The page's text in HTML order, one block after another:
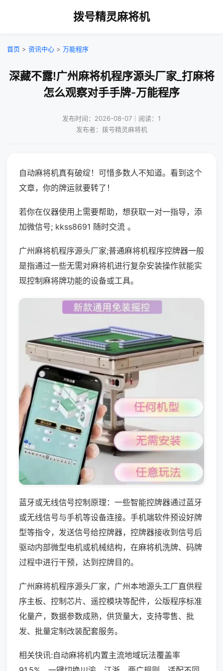
拨号精灵麻将机
首页 > 资讯中心 > 万能程序
深藏不露!广州麻将机程序源头厂家_打麻将
怎么观察对手手牌-万能程序
发布时间：2026-08-07｜阅读：1
发布者：拨号精灵麻将机
自动麻将机真有破绽！可惜多数人不知道。看到这个
文章，你的牌运就要转了！
若你在仪器使用上需要帮助，想获取一对一指导，添
加微信号; kkss8691 随时交流 。
广州麻将机程序源头厂家;普通麻将机程序控牌器一般
是指通过一些无需对麻将机进行复杂安装操作就能实
现控制麻将牌功能的设备或工具。
蓝牙或无线信号控制原理：一些智能控牌器通过蓝牙
或无线信号与手机等设备连接。手机端软件预设好牌
型等指令，发送信号给控牌器，控牌器接收到信号后
驱动内部微型电机或机械结构，在麻将机洗牌、码牌
过程中进行干预，达到控牌目的。
广州麻将机程序源头厂家，广州本地源头工厂直供程
序主板、控制芯片、遥控模块等配件，公版程序标准
化量产，数据参数成熟，供货量大，支持零售、批
发、批量定制改装配套服务。
相关快讯:自动麻将机内置主流地域玩法覆盖率